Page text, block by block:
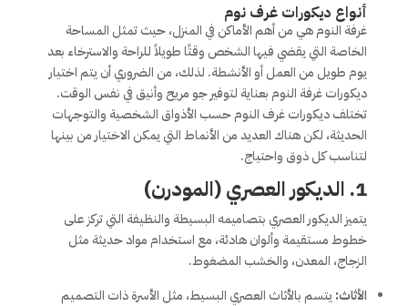
أنواع ديكورات غرف نوم
غرفة النوم هي من أهم الأماكن في المنزل، حيث تمثل المساحة
الخاصة التي يقضي فيها الشخص وقتًا طويلاً للراحة والاسترخاء بعد
يوم طويل من العمل أو الأنشطة. لذلك، من الضروري أن يتم اختيار
ديكورات غرفة النوم بعناية لتوفير جو مريح وأنيق في نفس الوقت.
تختلف ديكورات غرف النوم حسب الأذواق الشخصية والتوجهات
الحديثة، لكن هناك العديد من الأنماط التي يمكن الاختيار من بينها
لتناسب كل ذوق واحتياج.
1. الديكور العصري (المودرن)
يتميز الديكور العصري بتصاميمه البسيطة والنظيفة التي تركز على
خطوط مستقيمة وألوان هادئة، مع استخدام مواد حديثة مثل
الزجاج، المعدن، والخشب المضغوط.
الأثاث: يتسم بالأثاث العصري البسيط، مثل الأسرة ذات التصميم